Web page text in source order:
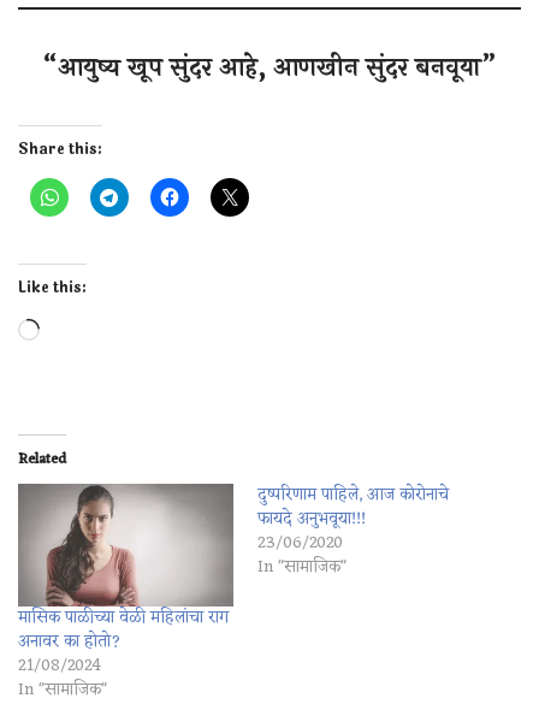
“आयु‌ष्य खूप सुंदर आहे, आणखीन सुंदर बनवूया”
Share this:
Like this:
Related
मासिक पाळीच्या वेळी महिलांचा राग
अनावर का होतो?
21/08/2024
In "सामाजिक"
दुष्परिणाम पाहिले, आज कोरोनाचे
फायदे अनुभवूया!!!
23/06/2020
In "सामाजिक"